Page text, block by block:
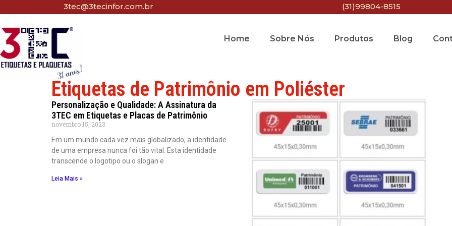
3tec@3tecinfor.com.br (31)99804-8515
Home Sobre Nós Produtos Blog
Etiquetas de Patrimônio em Poliéster
Personalização e Qualidade: A Assinatura da
3TEC em Etiquetas e Placas de Patrimônio
novembro 15, 2023
Em um mundo cada vez mais globalizado, a identidade
de uma empresa nunca foi tão vital. Esta identidade
transcende o logotipo ou o slogan e
Leia Mais »